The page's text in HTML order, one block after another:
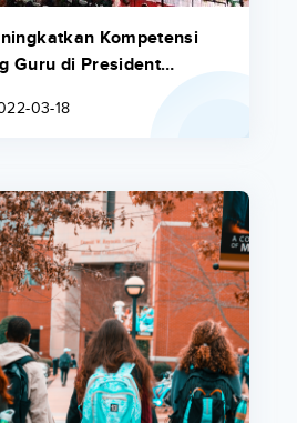
Kompetensi
Guru di President
03-18